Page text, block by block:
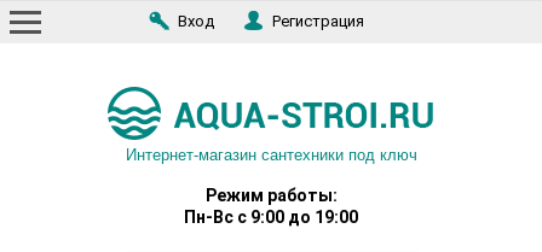
Вход Регистрация
Интернет-магазин сантехники под ключ
Режим работы:
Пн-Вс с 9:00 до 19:00